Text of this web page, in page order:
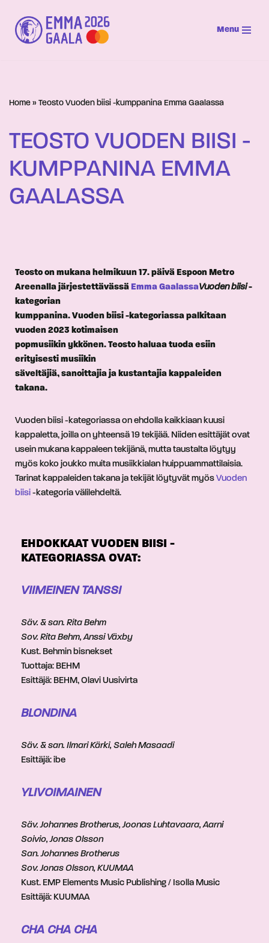
Siirry
suoraan
Menu
Home » Teosto Vuoden biisi -kumppanina Emma Gaalassa
TEOSTO VUODEN BIISI -
KUMPPANINA EMMA
GAALASSA
Teosto on mukana helmikuun 17. päivä Espoon Metro
Areenalla järjestettävässä Emma GaalassaVuoden biisi-
kategorian
kumppanina. Vuoden biisi -kategoriassa palkitaan
vuoden 2023 kotimaisen
popmusiikin ykkönen. Teosto haluaa tuoda esiin
erityisesti musiikin
säveltäjiä, sanoittajia ja kustantajia kappaleiden
takana.
Vuoden biisi -kategoriassa on ehdolla kaikkiaan kuusi
kappaletta, joilla on yhteensä 19 tekijää. Niiden esittäjät ovat
usein mukana kappaleen tekijänä, mutta taustalta löytyy
myös koko joukko muita musiikkialan huippuammattilaisia.
Tarinat kappaleiden takana ja tekijät löytyvät myös Vuoden
biisi -kategoria välilehdeltä.
EHDOKKAAT VUODEN BIISI -
KATEGORIASSA OVAT:
VIIMEINEN TANSSI
Säv. & san. Rita Behm
Sov. Rita Behm, Anssi Växby
Kust. Behmin bisnekset
Tuottaja: BEHM
Esittäjä: BEHM, Olavi Uusivirta
BLONDINA
Säv. & san. Ilmari Kärki, Saleh Masaadi
Esittäjä: ibe
YLIVOIMAINEN
Säv. Johannes Brotherus, Joonas Luhtavaara, Aarni
Soivio, Jonas Olsson
San. Johannes Brotherus
Sov. Jonas Olsson, KUUMAA
Kust. EMP Elements Music Publishing / Isolla Music
Esittäjä: KUUMAA
CHA CHA CHA